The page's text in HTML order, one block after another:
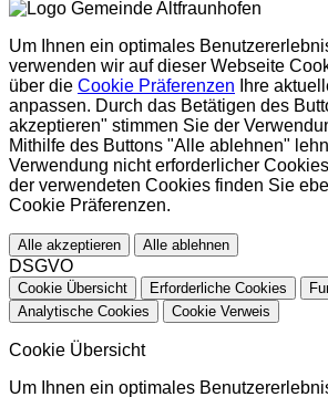
Um Ihnen ein optimales
verwenden wir auf dieser Webseite
über die Cookie Präferenzen Ihre
anpassen. Durch das Betätigen des
akzeptieren" stimmen Sie der
Mithilfe des Buttons "Alle ablehnen"
Verwendung nicht erforderlicher
der verwendeten Cookies finden Sie
Cookie Präferenzen.
Alle akzeptieren Alle ablehnen
DSGVO
Cookie Übersicht Erforderliche Cookies
Analytische Cookies
Cookie Verweis
Cookie Übersicht
Um Ihnen ein optimales